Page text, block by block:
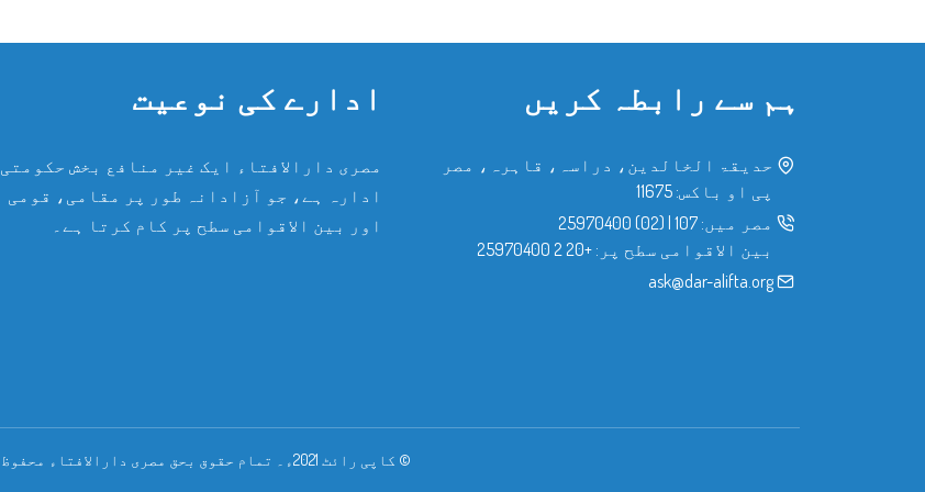
ہم سے رابطہ کریں
حدیقۃ الخالدین، دراسہ، قاہرہ، مصر
پی او باکس: 11675
مصر میں: 107
(02) 25970400
بین الاقوامی سطح پر: +20 2 25970400
ask@dar-alifta.org
ادارے کی نوعیت
مصری دارالافتاء ایک غیر منافع بخش حکومتی
ادارہ ہے، جو آزادانہ طور پر مقامی، قومی
اور بین الاقوامی سطح پر کام کرتا ہے۔
© کاپی رائٹ 2021ء۔ تمام حقوق بحق مصری دارالافتاء محفوظ ہیں۔